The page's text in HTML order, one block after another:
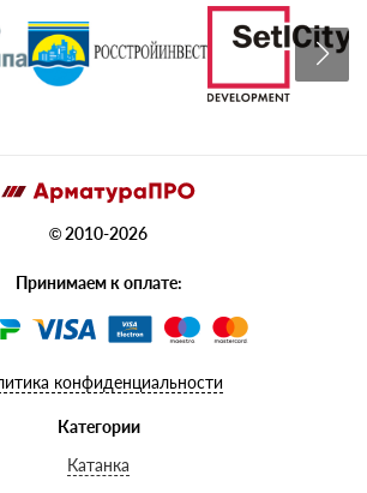
© 2010-2026
Принимаем к оплате:
конфиденциальности
Категории
Катанка